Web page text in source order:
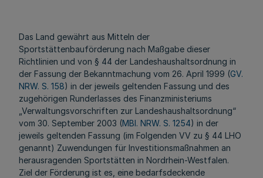
Das Land gewährt aus Mitteln der
Sportstättenbauförderung nach Maßgabe dieser
Richtlinien und von § 44 der Landeshaushaltsordnung in
der Fassung der Bekanntmachung vom 26. April 1999 (GV.
NRW. S. 158) in der jeweils geltenden Fassung und des
zugehörigen Runderlasses des Finanzministeriums
„Verwaltungsvorschriften zur Landeshaushaltsordnung“
vom 30. September 2003 (MBl. NRW. S. 1254) in der
jeweils geltenden Fassung (im Folgenden VV zu § 44 LHO
genannt) Zuwendungen für Investitionsmaßnahmen an
herausragenden Sportstätten in Nordrhein-Westfalen.
Ziel der Förderung ist es, eine bedarfsdeckende